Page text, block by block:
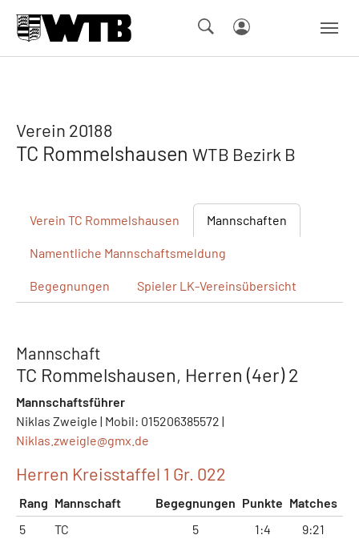
Verein 20188
TC Rommelshausen WTB Bezirk B
Verein TC Rommelshausen Mannschaften
Namentliche Mannschaftsmeldung
Begegnungen Spieler LK-Vereinsübersicht
Mannschaft
TC Rommelshausen, Herren (4er) 2
Mannschaftsführer
Niklas Zweigle | Mobil: 015206385572 |
Niklas.zweigle@gmx.de
Herren Kreisstaffel 1 Gr. 022
Rang Mannschaft Begegnungen Punkte Matches
5
TC
5 1:4 9:21